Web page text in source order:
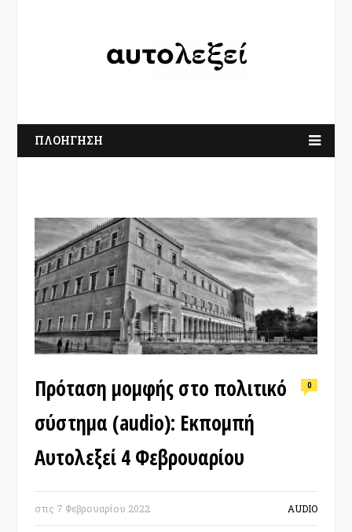
ΠΛΟΗΓΗΣΗ
Πρόταση μομφής στο πολιτικό
σύστημα (audio): Εκπομπή
Αυτολεξεί 4 Φεβρουαρίου
0
στις 7 Φεβρουαρίου 2022 AUDIO